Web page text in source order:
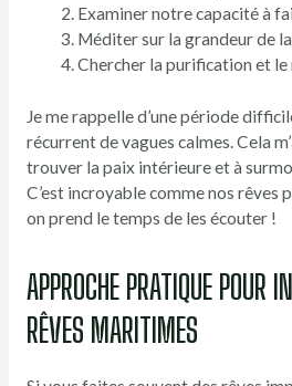
Examiner notre capacité à
Méditer sur la grandeur de
Chercher la purification et le
Je me rappelle d’une période
récurrent de vagues calmes. Cela
trouver la paix intérieure et à
C’est incroyable comme nos rêves
on prend le temps de les écouter !
APPROCHE PRATIQUE POUR
RÊVES MARITIMES